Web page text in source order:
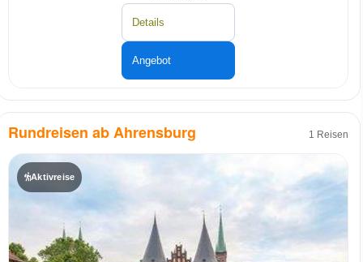
Details
Angebot
Rundreisen ab Ahrensburg 1 Reisen
Aktivreise